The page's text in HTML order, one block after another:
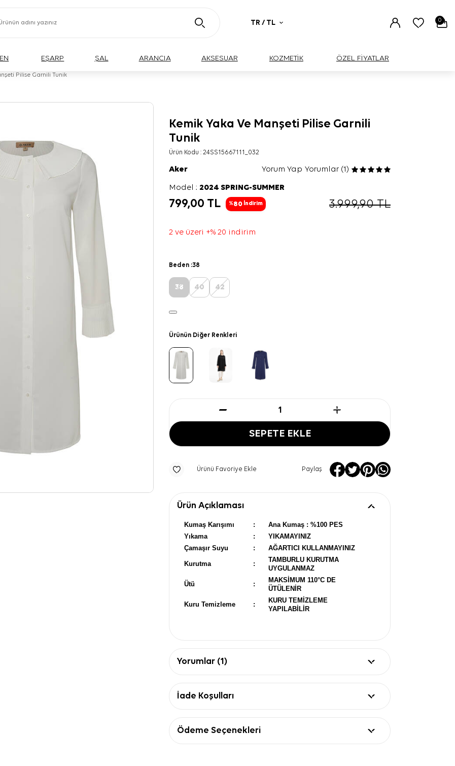
TR / TL 0
EŞARP ŞAL ARANCIA AKSESUAR KOZMETİK ÖZEL FİYATLAR
Pilise Garnili Tunik
Kemik Yaka Ve Manşeti Pilise Garnili
Tunik
Ürün Kodu :24SS15667111_032
Aker Yorum Yap Yorumlar (1)
Model :2024 SPRING-SUMMER
799,00 TL %80 İndirim 3.999,90TL
2 ve üzeri +% 20 indirim
Beden :38
38 40 42
Ürünün Diğer Renkleri
SEPETE EKLE
Ürünü Favoriye Ekle Paylaş
Ürün Açıklaması
Kumaş Karışımı :
Ana Kumaş : %100 PES
Yıkama
:
YIKAMAYINIZ
Çamaşır Suyu
: AĞARTICI KULLANMAYINIZ
Kurutma :
TAMBURLU KURUTMA
UYGULANMAZ
Ütü :
MAKSİMUM 110°C DE
ÜTÜLENİR
Kuru Temizleme :
KURU TEMİZLEME
YAPILABİLİR
Yorumlar (1)
İade Koşulları
Ödeme Seçenekleri